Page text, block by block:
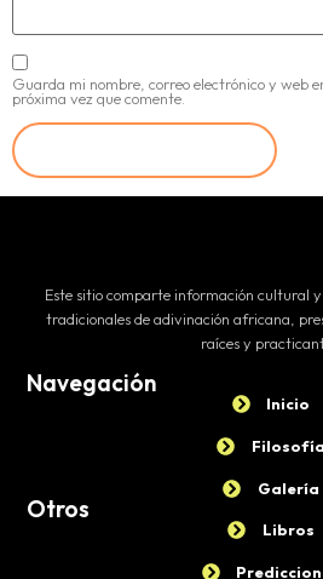
Guarda mi nombre, correo electrónico y web
próxima vez que comente.
Este sitio comparte información cultural
tradicionales de adivinación africana,
raíces y
Navegación
Inicio
Filosofía
Galería
Otros
Libros